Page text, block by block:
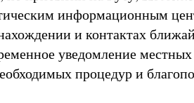
информационным
и контактах
уведомление
процедур и